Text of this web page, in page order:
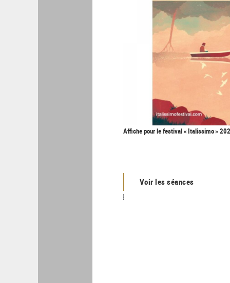
Affiche pour le festival « Italissimo »
Voir les séances